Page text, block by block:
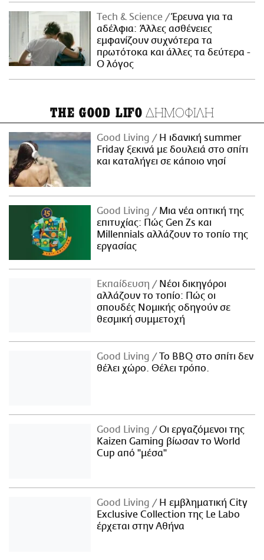
Τech & Science
Έρευνα για τα
αδέλφια: Άλλες ασθένειες
εμφανίζουν συχνότερα τα
πρωτότοκα και άλλες τα δεύτερα -
Ο λόγος
THE GOOD LIFO ΔΗΜΟΦΙΛΗ
Good Living
Η ιδανική summer
Friday ξεκινά με δουλειά στο σπίτι
και καταλήγει σε κάποιο νησί
Good Living
Μια νέα οπτική της
επιτυχίας: Πώς Gen Zs και
Millennials αλλάζουν το τοπίο της
εργασίας
Εκπαίδευση
Νέοι δικηγόροι
αλλάζουν το τοπίο: Πώς οι
σπουδές Νομικής οδηγούν σε
θεσμική συμμετοχή
Good Living
Το BBQ στο σπίτι δεν
θέλει χώρο. Θέλει τρόπο.
Good Living
Οι εργαζόμενοι της
Kaizen Gaming βίωσαν το World
Cup από "μέσα"
Good Living
Η εμβληματική City
Exclusive Collection της Le Labo
έρχεται στην Αθήνα